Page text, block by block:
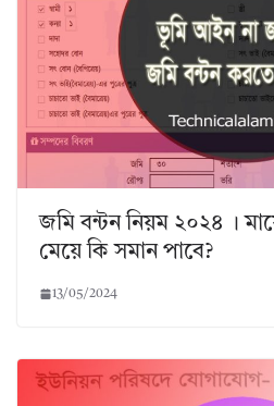
জমি বন্টন নিয়ম ২০২৪ ।
মেয়ে কি সমান পাবে?
13/05/2024